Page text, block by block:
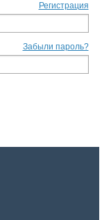
Регистрация
Забыли пароль?